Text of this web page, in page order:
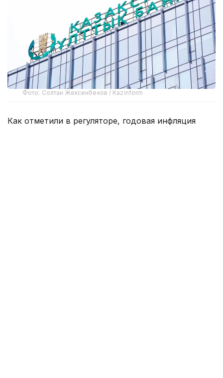
Фото: Солтан Жексенбеков / Kazinform
Как отметили в регуляторе, годовая инфляция